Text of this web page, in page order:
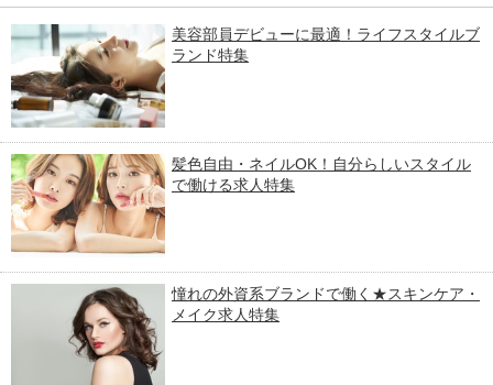
美容部員デビューに最適！ライフスタイルブ
ランド特集
髪色自由・ネイルOK！自分らしいスタイル
で働ける求人特集
憧れの外資系ブランドで働く★スキンケア・
メイク求人特集